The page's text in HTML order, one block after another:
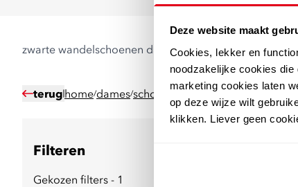
Deze website maakt
Cookies, lekker en
noodzakelijke cookies
marketing cookies laten
op deze wijze wilt
klikken. Liever geen
zwarte wandelschoenen dames
terug home/dames/schoenen wandelschoenen
Filteren
Gekozen filters - 1